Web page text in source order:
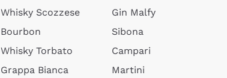
Whisky Scozzese
Bourbon
Whisky Torbato
Grappa Bianca
Gin Malfy
Sibona
Campari
Martini